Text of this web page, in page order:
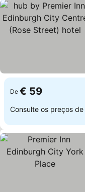
De € 59
Consulte os preços de